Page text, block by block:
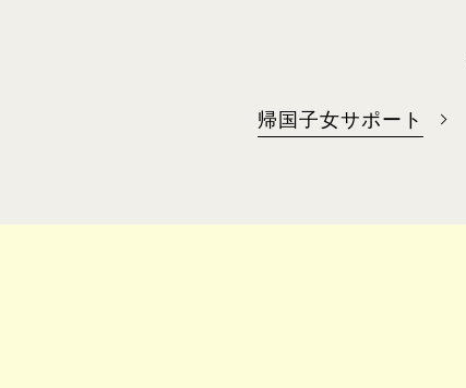
帰国子女サポート